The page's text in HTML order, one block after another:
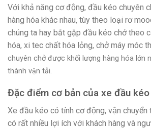
Với khả năng cơ động, đầu kéo chuyên
hàng hóa khác nhau, tùy theo loại rơ
chúng ta hay bắt gặp đầu kéo chở theo
hóa, xi tec chất hóa lỏng, chở máy móc
chuyên chở được khối lượng hàng hóa lớn
thành vận tải.
Đặc điểm cơ bản của xe đầu kéo
Xe đầu kéo có tính cơ động, vận
có rất nhiều lợi ích với khách hàng và